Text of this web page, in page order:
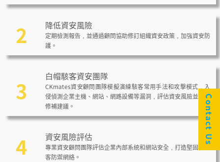
2 降低資安風險
定期檢測報告，並通過顧問協助修訂組織資安政策，加強資安防
護。
3
白帽駭客資安團隊
CKmates資安顧問團隊模擬演練駭客常用手法和攻擊模式，入
侵偵測企業主機、網站、網路設備等漏洞，評估資安風險並提出
修補建議。
4 資安風險評估
專業資安顧問團隊評估企業內部系統和網站安全，打造堅固的駭
客防禦網絡。
Contact Us